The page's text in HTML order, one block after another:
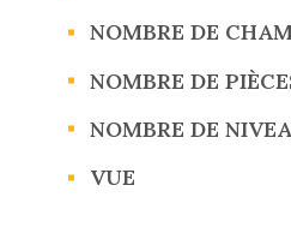
NOMBRE DE
NOMBRE DE
NOMBRE DE
VUE